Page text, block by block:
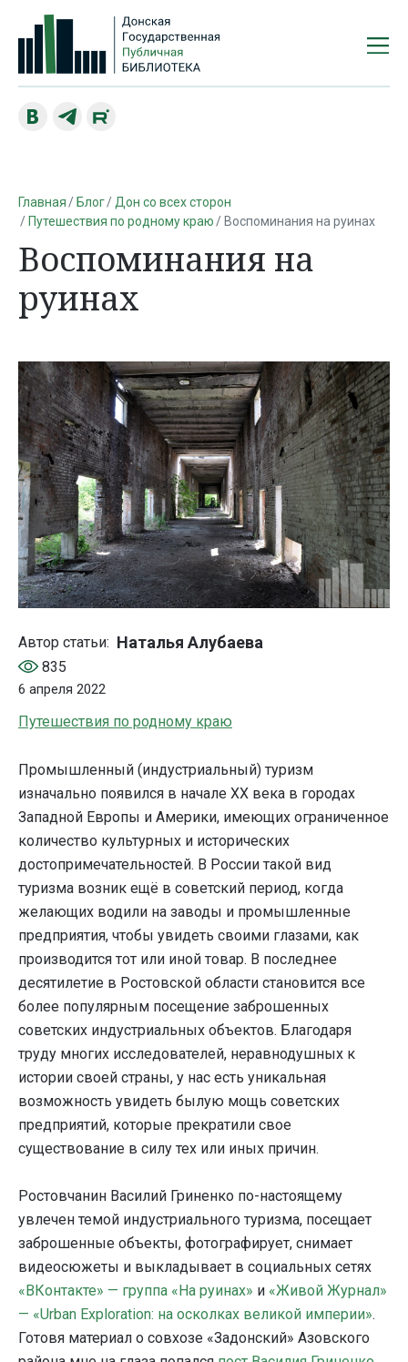
Главная Блог
Дон со всех сторон
Путешествия по родному краю
Воспоминания на руинах
Воспоминания на
руинах
Автор статьи: Наталья Алубаева
835
6 апреля 2022
Путешествия по родному краю
Промышленный (индустриальный) туризм
изначально появился в начале XX века в городах
Западной Европы и Америки, имеющих ограниченное
количество культурных и исторических
достопримечательностей. В России такой вид
туризма возник ещё в советский период, когда
желающих водили на заводы и промышленные
предприятия, чтобы увидеть своими глазами, как
производится тот или иной товар. В последнее
десятилетие в Ростовской области становится все
более популярным посещение заброшенных
советских индустриальных объектов. Благодаря
труду многих исследователей, неравнодушных к
истории своей страны, у нас есть уникальная
возможность увидеть былую мощь советских
предприятий, которые прекратили свое
существование в силу тех или иных причин.
Ростовчанин Василий Гриненко по-настоящему
увлечен темой индустриального туризма, посещает
заброшенные объекты, фотографирует, снимает
видеосюжеты и выкладывает в социальных сетях
«ВКонтакте» — группа «На руинах» и «Живой Журнал»
— «Urban Exploration: на осколках великой империи».
Готовя материал о совхозе «Задонский» Азовского